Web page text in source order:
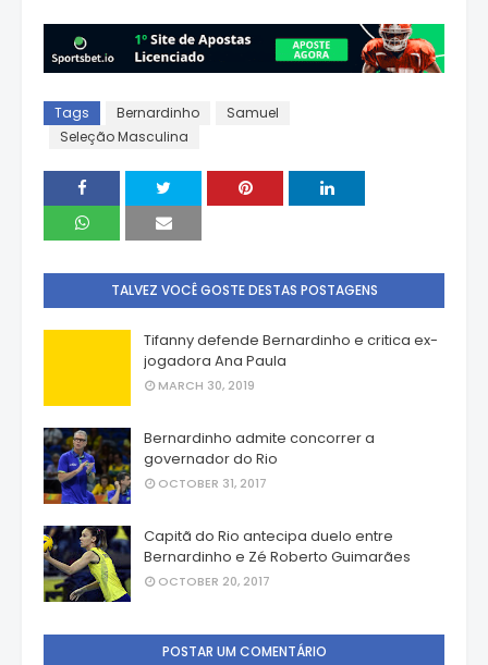
Tags Bernardinho
Samuel
Seleção Masculina
TALVEZ VOCÊ GOSTE DESTAS POSTAGENS
Tifanny defende Bernardinho e critica ex-
jogadora Ana Paula
MARCH 30, 2019
Bernardinho admite concorrer a
governador do Rio
OCTOBER 31, 2017
Capitã do Rio antecipa duelo entre
Bernardinho e Zé Roberto Guimarães
OCTOBER 20, 2017
POSTAR UM COMENTÁRIO